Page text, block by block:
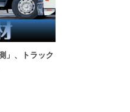
」、トラック